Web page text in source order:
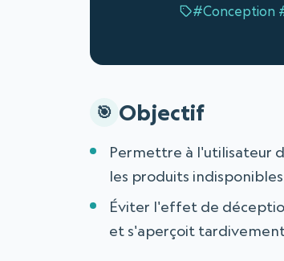
#Conception
Objectif
Permettre à l'utilisateur
les produits
Éviter l'effet de
et s'aperçoit